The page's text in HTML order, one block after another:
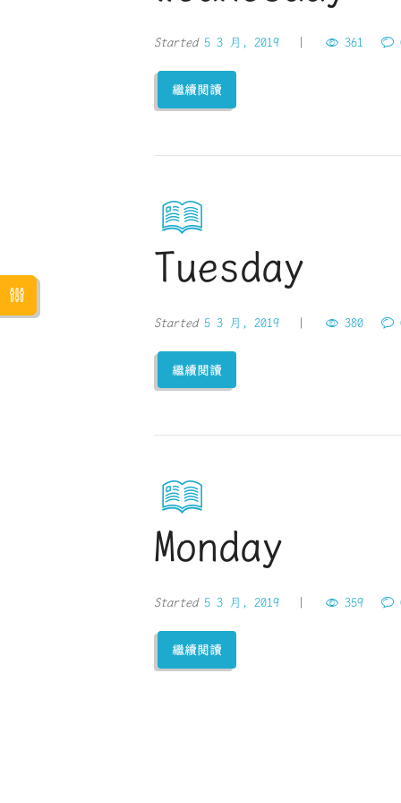
Started 5 3 月, 2019 361
繼續閱讀
Tuesday
Started 5 3 月, 2019 380
繼續閱讀
Monday
Started 5 3 月, 2019 359
繼續閱讀